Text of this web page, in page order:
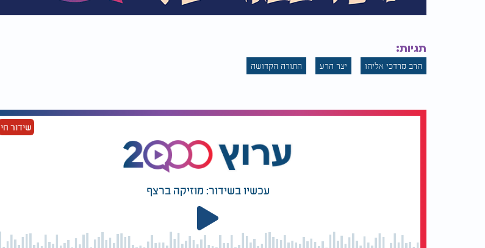
תגיות:
הרב מרדכי אליהו יצר הרע התורה הקדושה
שידור חי
עכשיו בשידור: מוזיקה ברצף